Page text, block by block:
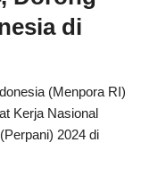
di
(Menpora RI)
Kerja Nasional
2024 di